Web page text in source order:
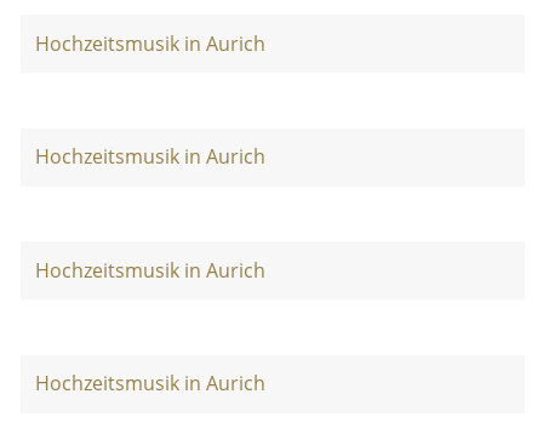
Hochzeitsmusik in Aurich
Hochzeitsmusik in Aurich
Hochzeitsmusik in Aurich
Hochzeitsmusik in Aurich